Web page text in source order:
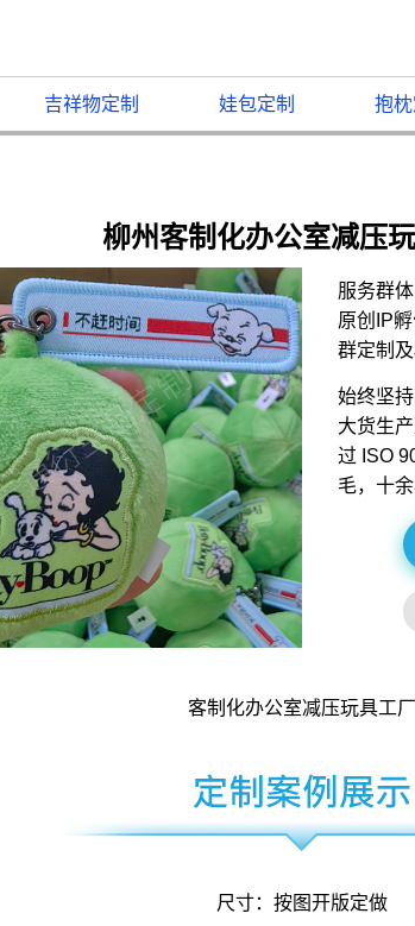
吉祥物定制 娃包定制 抱枕
柳州客制化办公室减压
服务群体
原创IP
群定制及
始终坚
大货生
过 ISO
毛，十
客制化办公室减压玩具工厂
尺寸：按图开版定做